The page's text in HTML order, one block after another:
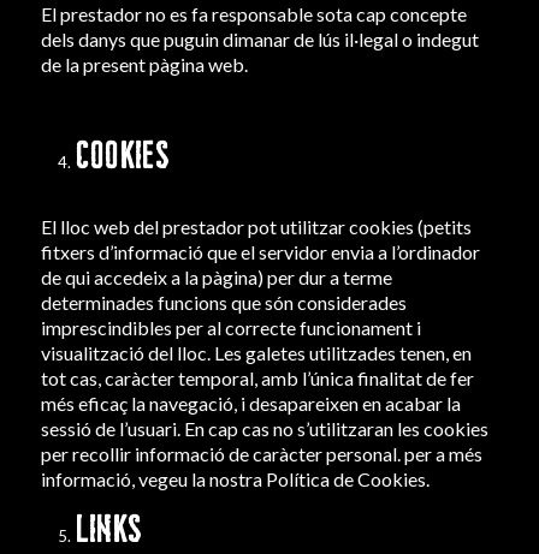
El prestador no es fa responsable sota cap concepte
dels danys que puguin dimanar de lús il·legal o indegut
de la present pàgina web.
COOKIES
El lloc web del prestador pot utilitzar cookies (petits
fitxers d’informació que el servidor envia a l’ordinador
de qui accedeix a la pàgina) per dur a terme
determinades funcions que són considerades
imprescindibles per al correcte funcionament i
visualització del lloc. Les galetes utilitzades tenen, en
tot cas, caràcter temporal, amb l’única finalitat de fer
més eficaç la navegació, i desapareixen en acabar la
sessió de l’usuari. En cap cas no s’utilitzaran les cookies
per recollir informació de caràcter personal. per a més
informació, vegeu la nostra Política de Cookies.
LINKS